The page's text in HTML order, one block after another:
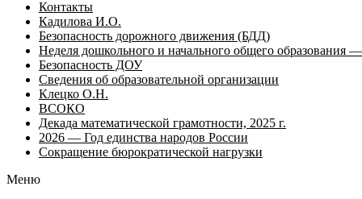
Контакты
Кадилова И.О.
Безопасность дорожного движения (БДД)
Неделя дошкольного и начального общего образования —
Безопасность ДОУ
Сведения об образовательной организации
Клецко О.Н.
ВСОКО
Декада математической грамотности, 2025 г.
2026 — Год единства народов России
Сокращение бюрократической нагрузки
Меню